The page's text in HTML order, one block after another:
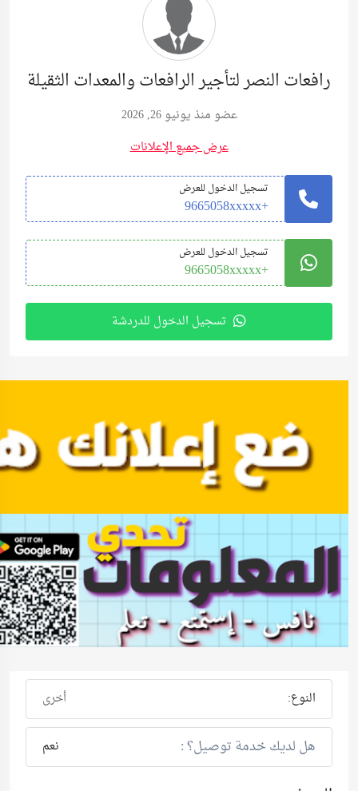
رافعات النصر لتأجير الرافعات والمعدات الثقيلة
عضو منذ يونيو 26, 2026
عرض جميع الإعلانات
تسجيل الدخول للعرض
+9665058xxxxx
تسجيل الدخول للعرض
+9665058xxxxx
تسجيل الدخول للدردشة
النوع: أخرى
هل لديك خدمة توصيل؟ : نعم